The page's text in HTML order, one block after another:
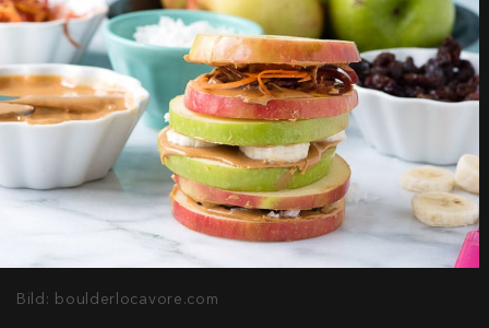
Bild: boulderlocavore.com